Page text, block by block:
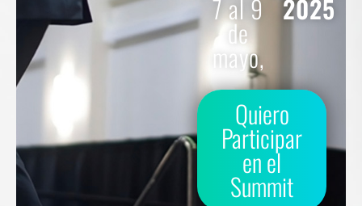
7 al 9
de
mayo,
2025
Quiero
Participar
en el
Summit